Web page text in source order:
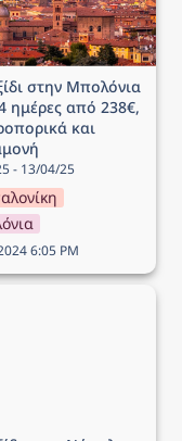
στην Μπολόνια
ημέρες από 238€,
και
- 13/04/25
6:05 PM
Νάπολη → 5